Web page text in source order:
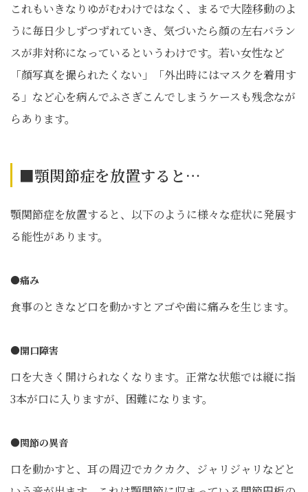
これもいきなりゆがむわけではなく、まるで大陸移動のよ
うに毎日少しずつずれていき、気づいたら顏の左右バラン
スが非対称になっているというわけです。若い女性など
「顏写真を撮られたくない」「外出時にはマスクを着用す
る」など心を病んでふさぎこんでしまうケースも残念なが
らあります。
■顎関節症を放置すると…
顎関節症を放置すると、以下のように様々な症状に発展す
る能性があります。
●痛み
食事のときなど口を動かすとアゴや歯に痛みを生じます。
●開口障害
口を大きく開けられなくなります。正常な状態では縦に指
3本が口に入りますが、困難になります。
●関節の異音
口を動かすと、耳の周辺でカクカク、ジャリジャリなどと